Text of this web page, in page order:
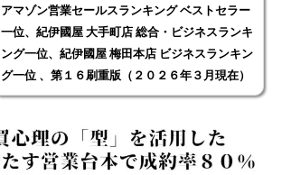
アマゾン営業セールスランキング ベストセラー
一位、紀伊國屋 大手町店 総合・ビジネスランキ
ング一位、紀伊國屋 梅田本店 ビジネスランキン
グ一位 、第１６刷重版（２０２６年３月現在）